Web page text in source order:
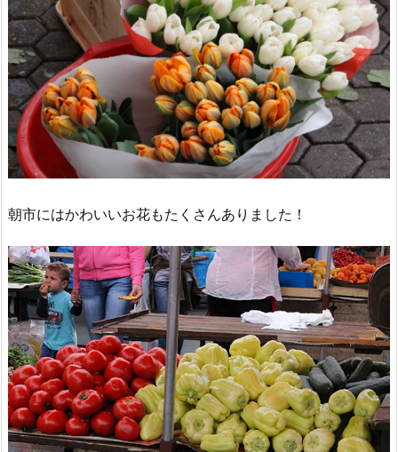
朝市にはかわいいお花もたくさんありました！